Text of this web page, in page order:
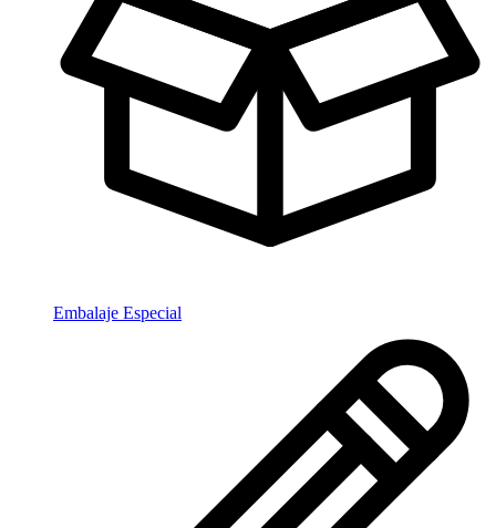
Embalaje Especial